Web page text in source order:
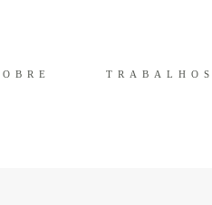
TRABALHOS